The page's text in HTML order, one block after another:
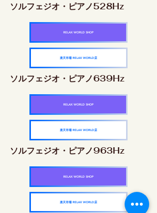
ソルフェジオ・ピアノ528Hz
RELAX WORLD SHOP
楽天市場 RELAX WORLD店
ソルフェジオ・ピアノ639Hz
RELAX WORLD SHOP
楽天市場 RELAX WORLD店
ソルフェジオ・ピアノ963Hz
RELAX WORLD SHOP
楽天市場 RELAX WORLD店